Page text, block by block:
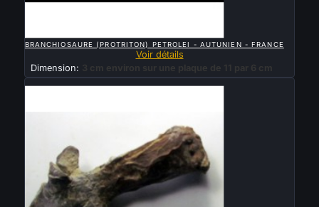
BRANCHIOSAURE (PROTRITON) PETROLEI - AUTUNIEN - FRANCE
Voir détails
Dimension:
3 cm environ sur une plaque de 11 par 6 cm
Vendu